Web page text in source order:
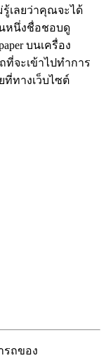
รู้เลยว่าคุณจะได้
หนึ่งชื่อชอบดู
บนเครื่อง
จะเข้าไปทำการ
ที่ทางเว็บไซต์
รถของ